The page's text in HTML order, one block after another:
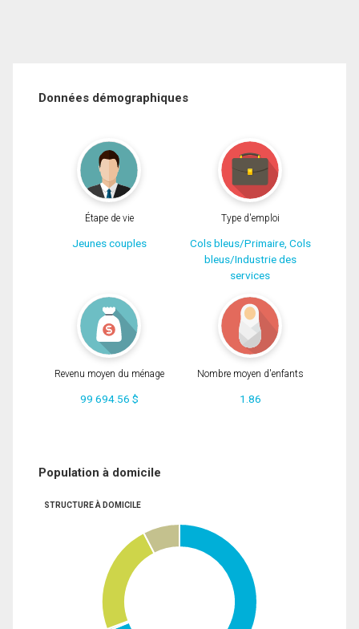
Données démographiques
Étape de vie
Jeunes couples
Type d'emploi
Cols bleus/Primaire, Cols
bleus/Industrie des
services
Revenu moyen du ménage
99 694.56 $
Nombre moyen d'enfants
1.86
Population à domicile
STRUCTURE À DOMICILE